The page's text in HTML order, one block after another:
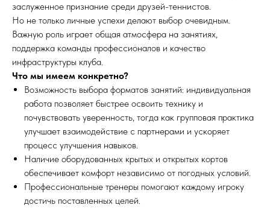
заслуженное признание среди друзей-теннистов.
Но не только личные успехи делают выбор очевидным.
Важную роль играет общая атмосфера на занятиях,
поддержка команды профессионалов и качество
инфраструктуры клуба.
Что мы имеем конкретно?
Возможность выбора форматов занятий: индивидуальная
работа позволяет быстрее освоить технику и
почувствовать уверенность, тогда как групповая практика
улучшает взаимодействие с партнерами и ускоряет
процесс улучшения навыков.
Наличие оборудованных крытых и открытых кортов
обеспечивает комфорт независимо от погодных условий.
Профессиональные тренеры помогают каждому игроку
достичь поставленных целей.